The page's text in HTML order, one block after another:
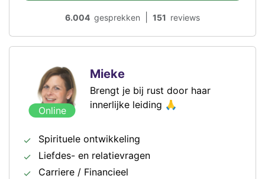
151 reviews
6.004 gesprekken
Online
Mieke
Brengt je bij rust door haar
innerlijke leiding 🙏
Spirituele ontwikkeling
Liefdes- en relatievragen
Carriere / Financieel